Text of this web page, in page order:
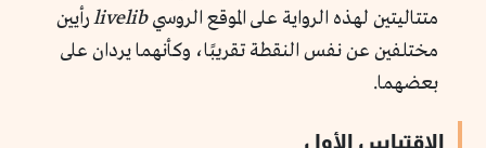
متتاليتين لهذه الرواية على الموقع الروسيlivelibرأيين
مختلفين عن نفس النقطة تقريبًا، وكأنهما يردان على
بعضهما.
الاقتباس الأول